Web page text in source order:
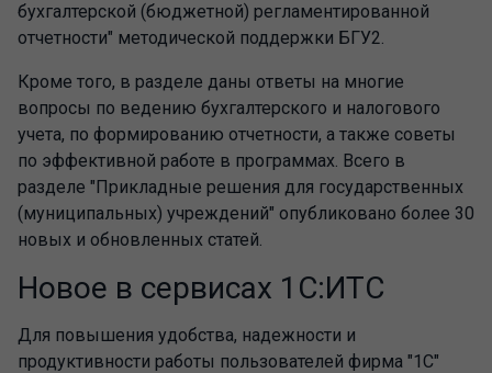
бухгалтерской (бюджетной) регламентированной
отчетности" методической поддержки БГУ2.
Кроме того, в разделе даны ответы на многие
вопросы по ведению бухгалтерского и налогового
учета, по формированию отчетности, а также советы
по эффективной работе в программах. Всего в
разделе "Прикладные решения для государственных
(муниципальных) учреждений" опубликовано более 30
новых и обновленных статей.
Новое в сервисах 1C:ИТC
Для повышения удобства, надежности и
продуктивности работы пользователей фирма "1С"